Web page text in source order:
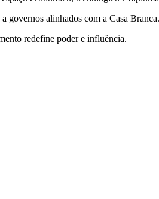
governos alinhados com a Casa
redefine poder e influência.